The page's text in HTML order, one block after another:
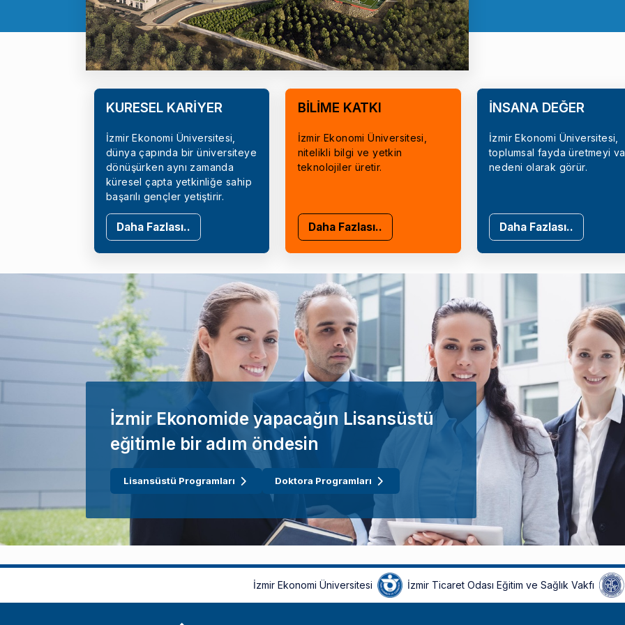
KÜRESEL KARİYER
İzmir Ekonomi Üniversitesi,
dünya çapında bir üniversiteye
dönüşürken aynı zamanda
küresel çapta yetkinliğe sahip
başarılı gençler yetiştirir.
Daha Fazlası..
BİLİME KATKI
İzmir Ekonomi Üniversitesi,
nitelikli bilgi ve yetkin
teknolojiler üretir.
Daha Fazlası..
İNSANA DEĞER
İzmir Ekonomi Üniversitesi,
toplumsal fayda üretmeyi
nedeni olarak görür.
Daha Fazlası..
İzmir Ekonomide yapacağın Lisansüstü
eğitimle bir adım öndesin
Lisansüstü Programları Doktora Programları
İzmir Ekonomi Üniversitesi İzmir Ticaret Odası Eğitim ve Sağlık Vakfı